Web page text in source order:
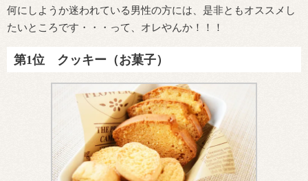
何にしようか迷われている男性の方には、是非ともオススメし
たいところです・・・って、オレやんか！！！
第1位 クッキー（お菓子）